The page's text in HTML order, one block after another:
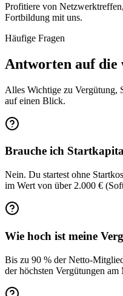
Profitiere von
Fortbildung mit uns.
Häufige Fragen
Antworten auf die
Alles Wichtige zu Vergütung,
auf einen Blick.
Brauche ich
Nein. Du startest ohne
im Wert von über 2.000 €
Wie hoch ist meine
Bis zu 90 % der Netto-
der höchsten Vergütungen am